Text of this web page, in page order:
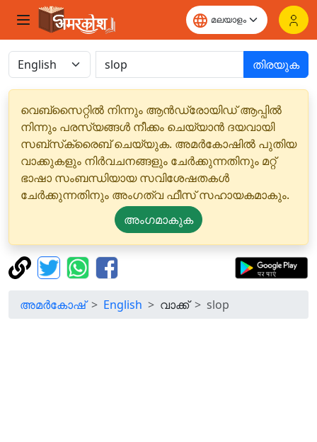
തിരയുക
വെബ്‌സൈറ്റിൽ നിന്നും ആൻഡ്രോയിഡ് ആപ്പിൽ
നിന്നും പരസ്യങ്ങൾ നീക്കം ചെയ്യാൻ ദയവായി
സബ്‌സ്‌ക്രൈബ് ചെയ്യുക. അമർകോഷിൽ പുതിയ
വാക്കുകളും നിർവചനങ്ങളും ചേർക്കുന്നതിനും മറ്റ്
ഭാഷാ സംബന്ധിയായ സവിശേഷതകൾ
ചേർക്കുന്നതിനും അംഗത്വ ഫീസ് സഹായകമാകും.
അംഗമാകുക
അമർകോഷ് English വാക്ക് slop